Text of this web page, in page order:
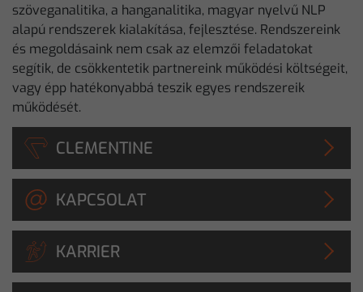
szöveganalitika, a hanganalitika, magyar nyelvű NLP
alapú rendszerek kialakítása, fejlesztése. Rendszereink
és megoldásaink nem csak az elemzői feladatokat
segítik, de csökkentetik partnereink működési költségeit,
vagy épp hatékonyabbá teszik egyes rendszereik
működését.
CLEMENTINE
KAPCSOLAT
KARRIER